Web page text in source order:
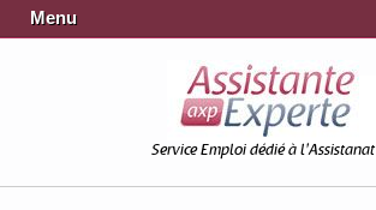
Menu
Service Emploi dédié à l'Assistanat